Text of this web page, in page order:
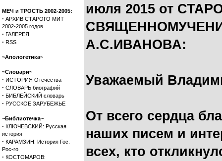
МЕЧ и ТРОСТЬ 2002-2005:
· АРХИВ СТАРОГО МИТ
2002-2005 годов
· ГАЛЕРЕЯ
· RSS
~Апологетика~
~Словари~
· ИСТОРИЯ Отечества
· СЛОВАРЬ биографий
· БИБЛЕЙСКИЙ словарь
· РУССКОЕ ЗАРУБЕЖЬЕ
~Библиотечка~
· КЛЮЧЕВСКИЙ: Русская
история
· КАРАМЗИН: История Гос.
Рос-го
· КОСТОМАРОВ:
июля 2015 от
А.С.ИВАНОВА:
Уважаемый
От всего сердца
наших писем и
всех, кто